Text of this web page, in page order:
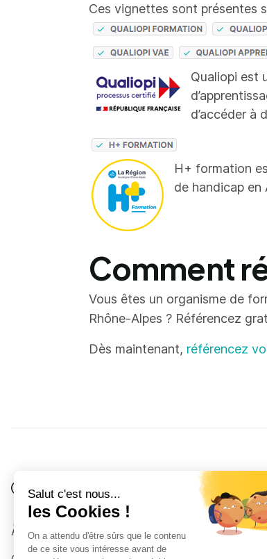
Ces vignettes sont présentes
Qualiopi est
d’accéder à
H+ formation
de handicap en
Comment
Vous êtes un organisme de
Rhône-Alpes ? Référencez
Dès maintenant, référencez
Côté Formations
À propos
Je
Au